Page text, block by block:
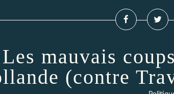
Les mauvais
(contre